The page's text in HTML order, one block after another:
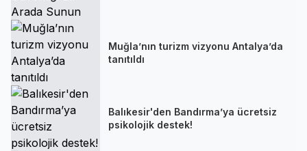
Muğla’nın turizm vizyonu Antalya’da
tanıtıldı
Balıkesir'den Bandırma’ya ücretsiz
psikolojik destek!